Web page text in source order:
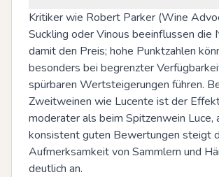
Kritiker wie Robert Parker (Wine
Suckling oder Vinous beeinflussen die
damit den Preis; hohe Punktzahlen
besonders bei begrenzter
spürbaren Wertsteigerungen führen.
Zweitweinen wie Lucente ist der
moderater als beim Spitzenwein Luce,
konsistent guten Bewertungen steigt
Aufmerksamkeit von Sammlern und
deutlich an.